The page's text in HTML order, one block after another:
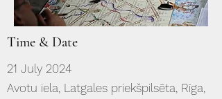
Time & Date
21 July 2024
Avotu iela, Latgales priekšpilsēta, Rīga,